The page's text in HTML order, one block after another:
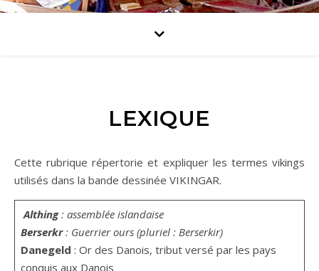
LEXIQUE
Cette rubrique répertorie et expliquer les termes vikings
utilisés dans la bande dessinée VIKINGAR.
Althing: assemblée islandaise
Berserkr: Guerrier ours (pluriel : Berserkir)
Danegeld : Or des Danois, tribut versé par les pays
conquis aux Danois